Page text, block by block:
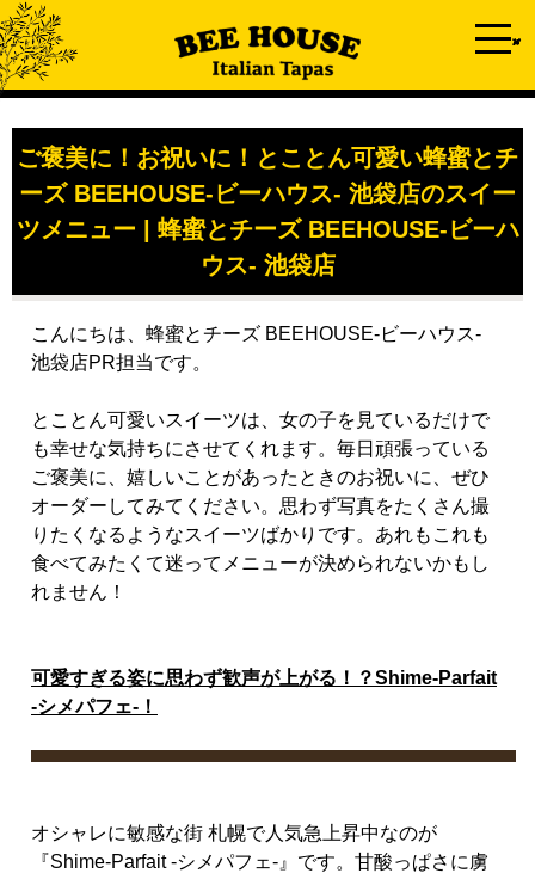
ご褒美に！お祝いに！とことん可愛い蜂蜜とチ
ーズ BEEHOUSE-ビーハウス- 池袋店のスイー
ツメニュー | 蜂蜜とチーズ BEEHOUSE-ビーハ
ウス- 池袋店
こんにちは、蜂蜜とチーズ BEEHOUSE-ビーハウス-
池袋店PR担当です。
とことん可愛いスイーツは、女の子を見ているだけで
も幸せな気持ちにさせてくれます。毎日頑張っている
ご褒美に、嬉しいことがあったときのお祝いに、ぜひ
オーダーしてみてください。思わず写真をたくさん撮
りたくなるようなスイーツばかりです。あれもこれも
食べてみたくて迷ってメニューが決められないかもし
れません！
可愛すぎる姿に思わず歓声が上がる！？Shime-Parfait
-シメパフェ-！
オシャレに敏感な街 札幌で人気急上昇中なのが
『Shime-Parfait -シメパフェ- 』です。甘酸っぱさに虜